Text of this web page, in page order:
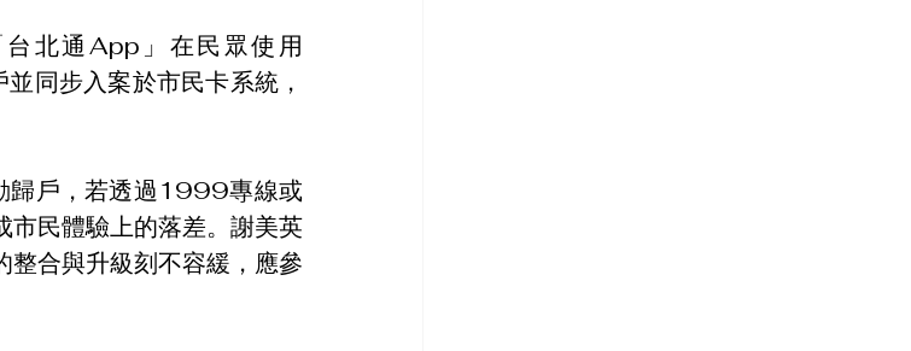
北通App」在民眾使用
同步入案於市民卡系統，
歸戶，若透過1999專線或
市民體驗上的落差。謝美英
整合與升級刻不容緩，應參